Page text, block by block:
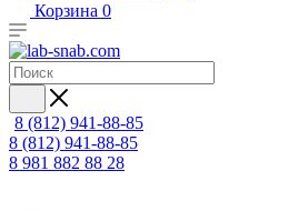
Корзина 0
8 (812) 941-88-85
8 (812) 941-88-85
8 981 882 88 28